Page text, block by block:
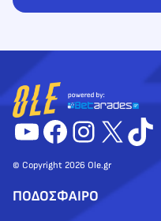
YouTube
Facebook
X
© Copyright 2026 Ole.gr
ΠΟΔΟΣΦΑΙΡΟ